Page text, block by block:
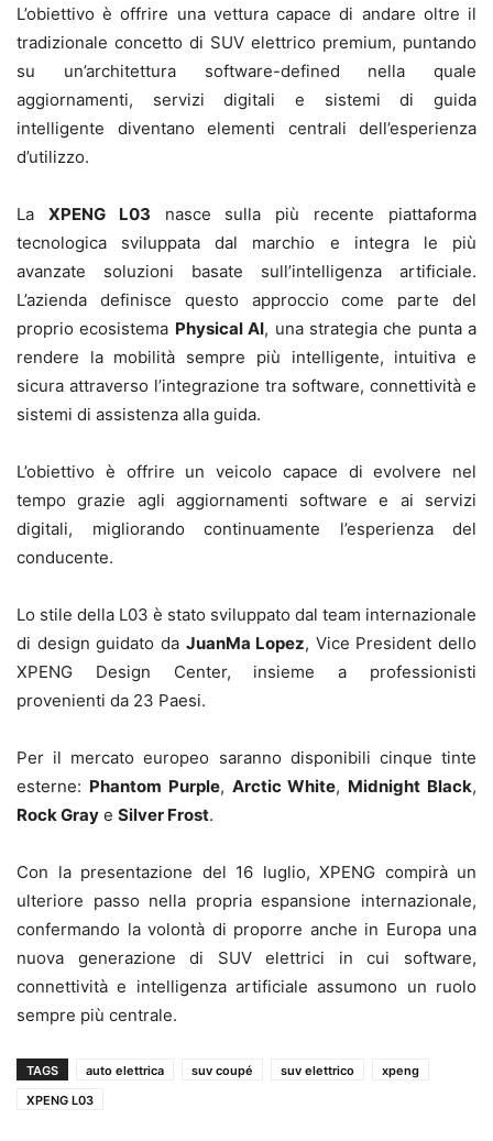
L’obiettivo è offrire una vettura capace di andare oltre il
tradizionale concetto di SUV elettrico premium, puntando
su un’architettura software-defined nella quale
aggiornamenti, servizi digitali e sistemi di guida
intelligente diventano elementi centrali dell’esperienza
d’utilizzo.
La XPENG L03 nasce sulla più recente piattaforma
tecnologica sviluppata dal marchio e integra le più
avanzate soluzioni basate sull’intelligenza artificiale.
L’azienda definisce questo approccio come parte del
proprio ecosistema Physical AI, una strategia che punta a
rendere la mobilità sempre più intelligente, intuitiva e
sicura attraverso l’integrazione tra software, connettività e
sistemi di assistenza alla guida.
L’obiettivo è offrire un veicolo capace di evolvere nel
tempo grazie agli aggiornamenti software e ai servizi
digitali, migliorando continuamente l’esperienza del
conducente.
Lo stile della L03 è stato sviluppato dal team internazionale
di design guidato da JuanMa Lopez, Vice President dello
XPENG Design Center, insieme a professionisti
provenienti da 23 Paesi.
Per il mercato europeo saranno disponibili cinque tinte
esterne: Phantom Purple, Arctic White, Midnight Black,
Rock Gray e Silver Frost.
Con la presentazione del 16 luglio, XPENG compirà un
ulteriore passo nella propria espansione internazionale,
confermando la volontà di proporre anche in Europa una
nuova generazione di SUV elettrici in cui software,
connettività e intelligenza artificiale assumono un ruolo
sempre più centrale.
TAGS auto elettrica suv coupé suv elettrico
xpeng
XPENG L03